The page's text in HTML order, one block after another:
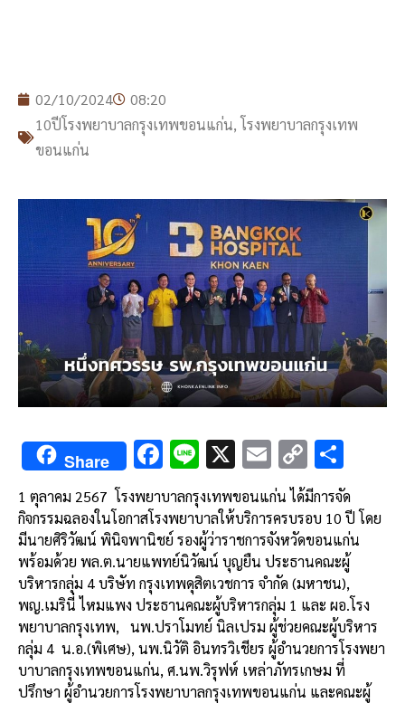
02/10/2024
08:20
10ปีโรงพยาบาลกรุงเทพขอนแก่น, โรงพยาบาลกรุงเทพ
ขอนแก่น
Share F
e
b
o
o
k
Li
e
X E
m
ai
l
C
o
py
Li
n
k
h
ar
e
1 ตุลาคม 2567 โรงพยาบาลกรุงเทพขอนแก่น ได้มีการจัด
กิจกรรมฉลองในโอกาสโรงพยาบาลให้บริการครบรอบ 10 ปี โดย
มีนายศิริวัฒน์ พินิจพานิชย์ รองผู้ว่าราชการจังหวัดขอนแก่น
พร้อมด้วย พล.ต.นายแพทย์นิวัฒน์ บุญยืน ประธานคณะผู้
บริหารกลุ่ม 4 บริษัท กรุงเทพดุสิตเวชการ จำกัด (มหาชน),
พญ.เมรินี่ ไหมแพง ประธานคณะผู้บริหารกลุ่ม 1 และ ผอ.โรง
พยาบาลกรุงเทพ,
นพ.ปราโมทย์ นิลเปรม ผู้ช่วยคณะผู้บริหาร
กลุ่ม 4 น.อ.(พิเศษ), นพ.นิวัติ อินทรวิเชียร ผู้อำนวยการโรงพยา
บาบาลกรุงเทพขอนแก่น, ศ.นพ.วิรุฟห์ เหล่าภัทรเกษม ที่
ปรึกษา ผู้อำนวยการโรงพยาบาลกรุงเทพขอนแก่น และคณะผู้